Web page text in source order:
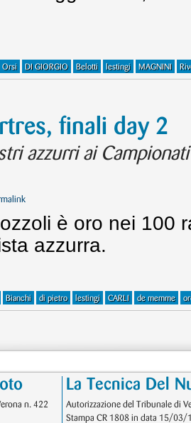
Orsi DI GIORGIO Belotti lestingi MAGNINI
finali day 2
azzurri ai
è oro nei 100
azzurra.
Bianchi di pietro lestingi CARLI de memme
n. 422
La Tecnica Del
Autorizzazione del Tribunale di
Stampa CR 1808 in data 15/03/